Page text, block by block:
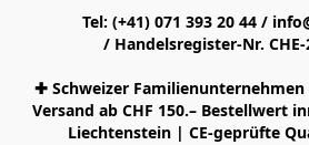
Tel: (+41) 071 393 20 44 /
/ Handelsregister-Nr. CHE-
✚ Schweizer
Versand ab CHF 150.– Bestellwert
Liechtenstein | CE-geprüfte